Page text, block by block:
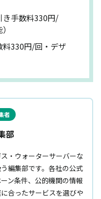
き手数料330円/
料330円/回・デザ
者
部
・ウォーターサーバーな
編集部です。各社の公式
ン条件、公的機関の情報
合ったサービスを選びや